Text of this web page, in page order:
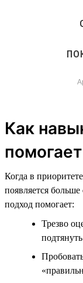
Как
Когда в
появляется
подход помогает:
Трезво
подтянуть